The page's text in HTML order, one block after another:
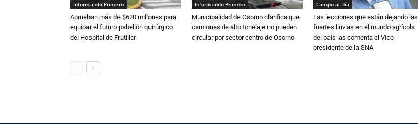
Informando Primero
Aprueban más de $620 millones para
equipar el futuro pabellón quirúrgico
del Hospital de Frutillar
Informando Primero
Municipalidad de Osorno clarifica que
camiones de alto tonelaje no pueden
circular por sector centro de Osorno
Campo al Día
Las lecciones que están dejando las
fuertes lluvias en el mundo agrícola
del país las comenta el Vice-
presidente de la SNA